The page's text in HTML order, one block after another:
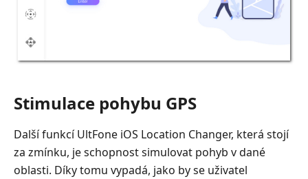
Stimulace pohybu GPS
Další funkcí UltFone iOS Location Changer, která stojí
za zmínku, je schopnost simulovat pohyb v dané
oblasti. Díky tomu vypadá, jako by se uživatel